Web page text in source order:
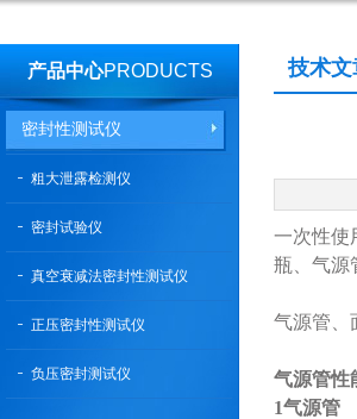
产品中心PRODUCTS
密封性测试仪
粗大泄露检测仪
密封试验仪
真空衰减法密封性测试仪
正压密封性测试仪
负压密封测试仪
技术文
一次性使
瓶、气源
气源管、
气源管性
1气源管